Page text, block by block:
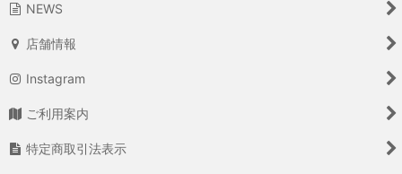
NEWS
店舗情報
Instagram
ご利用案内
特定商取引法表示